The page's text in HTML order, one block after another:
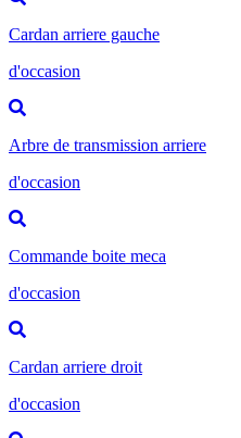
Cardan arriere gauche
d'occasion
Arbre de transmission arriere
d'occasion
Commande boite meca
d'occasion
Cardan arriere droit
d'occasion